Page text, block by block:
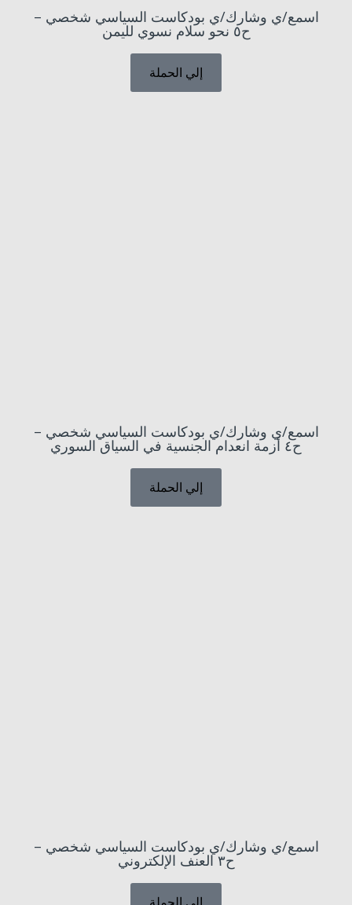
اسمع/ي وشارك/ي بودكاست السياسي شخصي –
ح٥ نحو سلام نسوي لليمن
إلي الحملة
اسمع/ي وشارك/ي بودكاست السياسي شخصي –
ح٤ أزمة انعدام الجنسية في السياق السوري
إلي الحملة
اسمع/ي وشارك/ي بودكاست السياسي شخصي –
ح٣ العنف الإلكتروني